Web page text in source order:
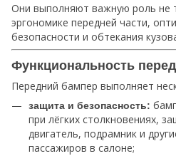
Они выполняют важную роль не
эргономике передней части,
безопасности и обтекания
Функциональность
Передний бампер выполняет
защита и безопасность:
при лёгких столкновениях,
двигатель, подрамник и
пассажиров в салоне;